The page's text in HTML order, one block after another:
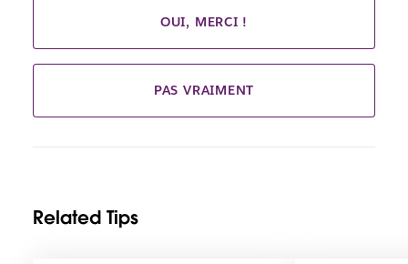
OUI, MERCI !
PAS VRAIMENT
Related Tips